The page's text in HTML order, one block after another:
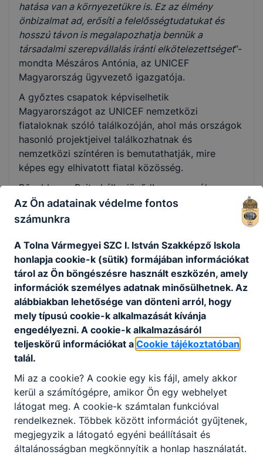
hatása van a környezetükre is. Ez az élmény
önbizalmat ad, erősíti a felelősségtudatukat és
hosszú távon is megalapozhatja bennük a
társadalmi szerepvállalás iránti elkötelezettséget”-
mondta Mészáros Antónia, az UNICEF
Magyarország ügyvezető igazgatója.
A győztes csapatok képviselhetik
Magyarországot az UNICEF nemzetközi
fiataloknak szóló találkozóján, ahol más országok
hasonló projektjeivel találkozhatnak és
nemzetközi színtéren is bemutathatják, mire
képes egy elhivatott fiatal közösség.
Bővebben a Rajtad áll a jövőd! programról:
https://unicef.hu/rajtad-all-a-jovod
KÉPEK >>>
Megosztás
Az Ön adatainak védelme fontos
számunkra
A Tolna Vármegyei SZC I. István Szakképző Iskola
honlapja cookie-k (sütik) formájában információkat
tárol az Ön böngészésre használt eszközén, amely
információk személyes adatnak minősülhetnek. Az
alábbiakban lehetősége van dönteni arról, hogy
mely típusú cookie-k alkalmazását kívánja
engedélyezni. A cookie-k alkalmazásáról
teljeskörű információkat a Cookie tájékoztatóban
talál.
Mi az a cookie? A cookie egy kis fájl, amely akkor
kerül a számítógépre, amikor Ön egy webhelyet
látogat meg. A cookie-k számtalan funkcióval
rendelkeznek. Többek között információt gyűjtenek,
megjegyzik a látogató egyéni beállításait és
általánosságban megkönnyítik a honlap használatát.